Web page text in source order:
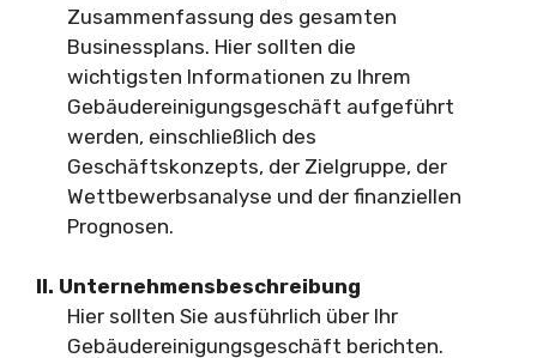
Zusammenfassung des gesamten
Businessplans. Hier sollten die
wichtigsten Informationen zu Ihrem
Gebäudereinigungsgeschäft aufgeführt
werden, einschließlich des
Geschäftskonzepts, der Zielgruppe, der
Wettbewerbsanalyse und der finanziellen
Prognosen.
II. Unternehmensbeschreibung
Hier sollten Sie ausführlich über Ihr
Gebäudereinigungsgeschäft berichten.